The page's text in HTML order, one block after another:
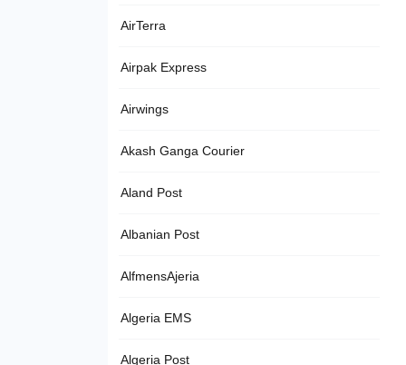
AirTerra
Airpak Express
Airwings
Akash Ganga Courier
Aland Post
Albanian Post
AlfmensAjeria
Algeria EMS
Algeria Post